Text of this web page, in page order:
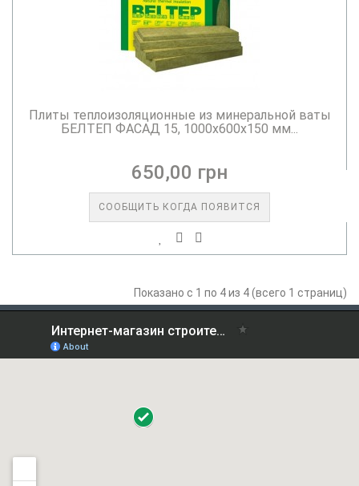
Плиты теплоизоляционные из минеральной ваты
БЕЛТЕП ФАСАД 15, 1000х600х150 мм...
650,00 грн
СООБЩИТЬ КОГДА ПОЯВИТСЯ
Показано с 1 по 4 из 4 (всего 1 страниц)